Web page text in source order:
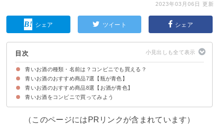
2023年03月06日 更新
シェア ツイート シェア
目次
青いお酒の種類・名前は？コンビニでも買える？
青いお酒のおすすめ商品7選【瓶が青色】
①純米大吟醸 路上有花 葵 （5500円）
②酔園 幻の酒ブルー（3080円）
③ヴァルドッカ プロセッコ DOC エクストラ ドライブルーミレジマート
（1294円）
④スター オブ ボンベイ（3300円）
⑤麒麟山 純米大吟醸 ながれぼし（3000円）
⑥澪-MIO- スパークリング（322円）
⑦SKYY BLUE シトラス（238円）
青いお酒のおすすめ商品8選【お酒が青色】
①ボルス ブルー（1287円）
②ヘルメス ブルーキュラソー（1497円）
③ヴェドレンヌ ブルーキュラソー（2541円）
④エルヴェケルラン ラ・ヴァーグ・ブルー スパークリング（1890円）
⑤アリーゼ ブルー（1738円）
⑥ナンネル シンデレラシュー ブルーキュラソー（2640円）
⑦北海道ハイボール オホーツク塩（242円）
⑧流氷ドラフト（384円）
青いお酒をコンビニで買ってみよう
（このページにはPRリンクが含まれています）